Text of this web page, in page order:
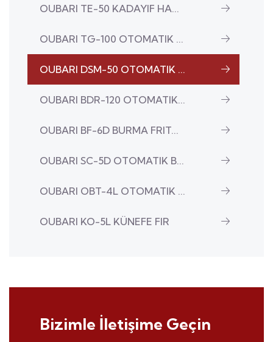
OUBARI TE-50 KADAYIF HA...
OUBARI TG-100 OTOMATIK ...
OUBARI DSM-50 OTOMATIK ...
OUBARI BDR-120 OTOMATIK...
OUBARI BF-6D BURMA FRIT...
OUBARI SC-5D OTOMATIK B...
OUBARI OBT-4L OTOMATIK ...
OUBARI KO-5L KÜNEFE FIR
Bizimle İletişime Geçin